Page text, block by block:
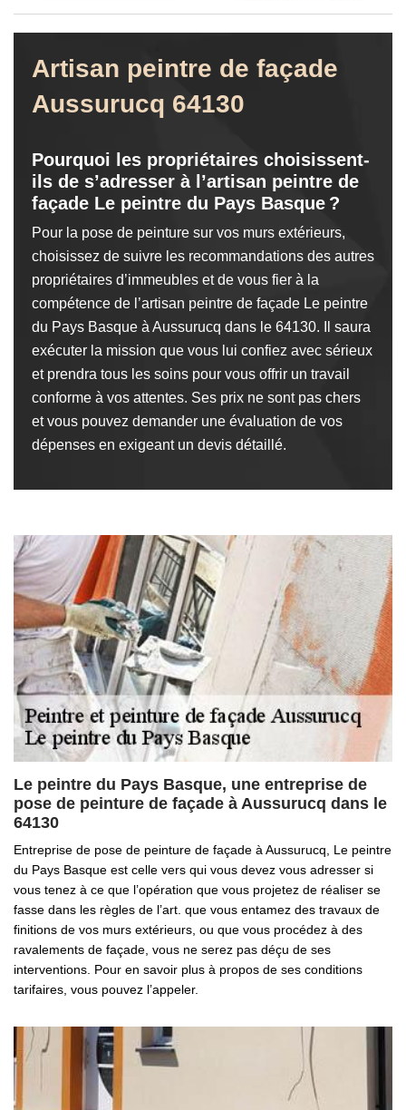
Artisan peintre de façade
Aussurucq 64130
Pourquoi les propriétaires choisissent-
ils de s’adresser à l’artisan peintre de
façade Le peintre du Pays Basque ?
Pour la pose de peinture sur vos murs extérieurs,
choisissez de suivre les recommandations des autres
propriétaires d’immeubles et de vous fier à la
compétence de l’artisan peintre de façade Le peintre
du Pays Basque à Aussurucq dans le 64130. Il saura
exécuter la mission que vous lui confiez avec sérieux
et prendra tous les soins pour vous offrir un travail
conforme à vos attentes. Ses prix ne sont pas chers
et vous pouvez demander une évaluation de vos
dépenses en exigeant un devis détaillé.
Le peintre du Pays Basque, une entreprise de
pose de peinture de façade à Aussurucq dans le
64130
Entreprise de pose de peinture de façade à Aussurucq, Le peintre
du Pays Basque est celle vers qui vous devez vous adresser si
vous tenez à ce que l’opération que vous projetez de réaliser se
fasse dans les règles de l’art. que vous entamez des travaux de
finitions de vos murs extérieurs, ou que vous procédez à des
ravalements de façade, vous ne serez pas déçu de ses
interventions. Pour en savoir plus à propos de ses conditions
tarifaires, vous pouvez l’appeler.